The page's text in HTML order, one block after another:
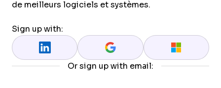
de meilleurs logiciels et systèmes.
Sign up with:
Or sign up with email: